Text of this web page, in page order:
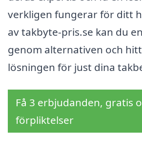
verkligen fungerar för ditt
av takbyte-pris.se kan du
genom alternativen och
lösningen för just dina
Få 3 erbjudanden, gratis
förpliktelser